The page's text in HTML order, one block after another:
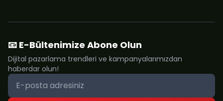
📧 E-Bültenimize Abone Olun
Dijital pazarlama trendleri ve kampanyalarımızdan
haberdar olun!